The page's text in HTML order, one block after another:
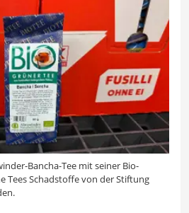
Bancha-Tee mit seiner Bio-
Tees Schadstoffe von der Stiftung